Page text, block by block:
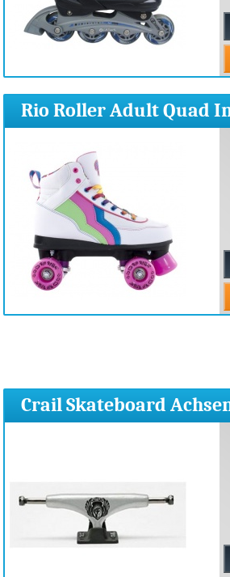
Rio Roller Adult Quad
Crail Skateboard